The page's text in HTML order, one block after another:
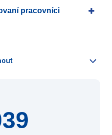
pracovníci